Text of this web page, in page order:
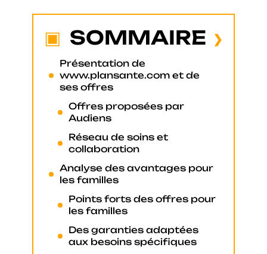
SOMMAIRE
Présentation de
www.plansante.com et de
ses offres
Offres proposées par
Audiens
Réseau de soins et
collaboration
Analyse des avantages pour
les familles
Points forts des offres pour
les familles
Des garanties adaptées
aux besoins spécifiques